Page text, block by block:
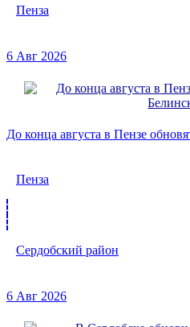
Пенза
6 Авг 2026
До конца августа в Пензе
Пенза
Сердобский район
6 Авг 2026